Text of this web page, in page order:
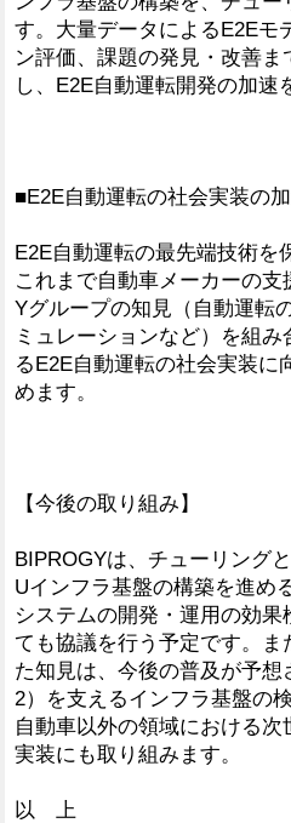
す。大量データによるE2Eモ
ン評価、課題の発見・改善
し、E2E自動運転開発の加速
■E2E自動運転の社会実装の
E2E自動運転の最先端技術を
これまで自動車メーカーの
Yグループの知見（自動運転
ミュレーションなど）を組
るE2E自動運転の社会実装に
めます。
【今後の取り組み】
BIPROGYは、チューリング
Uインフラ基盤の構築を進め
システムの開発・運用の効
ても協議を行う予定です。
た知見は、今後の普及が予
2）を支えるインフラ基盤の
自動車以外の領域における
実装にも取り組みます。
以 上